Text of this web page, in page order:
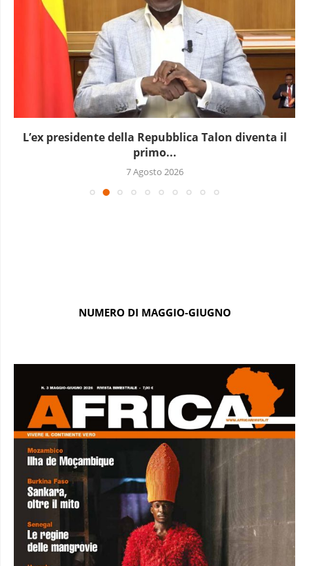
L’ex presidente della Repubblica Talon diventa il
primo...
7 Agosto 2026
NUMERO DI MAGGIO-GIUGNO